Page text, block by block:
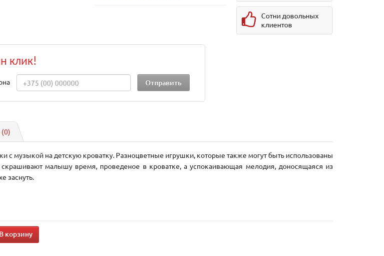
Сотни довольных
клиентов
клик!
с музыкой на детскую кроватку. Разноцветные игрушки, которые также могут быть использованы
малышу время, проведеное в кроватке, а успокаивающая мелодия, доносящаяся из
заснуть.
В корзину